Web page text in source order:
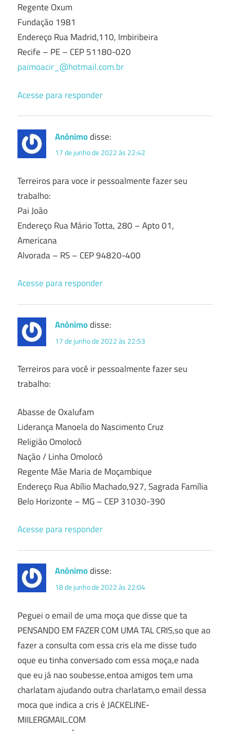
Regente Oxum
Fundação 1981
Endereço Rua Madrid,110, Imbiribeira
Recife – PE – CEP 51180-020
paimoacir_@hotmail.com.br
Acesse para responder
Anônimodisse:
17 de junho de 2022 às 22:42
Terreiros para voce ir pessoalmente fazer seu
trabalho:
Pai João
Endereço Rua Mário Totta, 280 – Apto 01,
Americana
Alvorada – RS – CEP 94820-400
Acesse para responder
Anônimodisse:
17 de junho de 2022 às 22:53
Terreiros para você ir pessoalmente fazer seu
trabalho:
Abasse de Oxalufam
Liderança Manoela do Nascimento Cruz
Religião Omolocô
Nação / Linha Omolocô
Regente Mãe Maria de Moçambique
Endereço Rua Abílio Machado,927, Sagrada Família
Belo Horizonte – MG – CEP 31030-390
Acesse para responder
Anônimodisse:
18 de junho de 2022 às 22:04
Peguei o email de uma moça que disse que ta
PENSANDO EM FAZER COM UMA TAL CRIS,so que ao
fazer a consulta com essa cris ela me disse tudo
oque eu tinha conversado com essa moça,e nada
que eu já nao soubesse,entoa amigos tem uma
charlatam ajudando outra charlatam,o email dessa
moca que indica a cris é JACKELINE-
MIILERGMAIL.COM